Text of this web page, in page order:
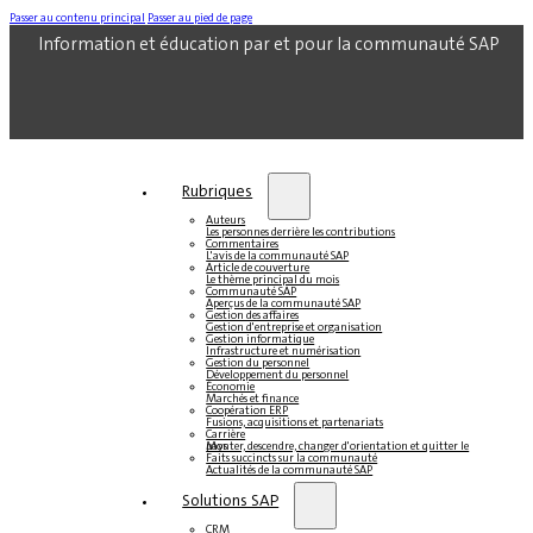
Passer au contenu principal Passer au pied de page
Information et éducation par et pour la communauté SAP
Rubriques
Auteurs
Les personnes derrière les contributions
Commentaires
L'avis de la communauté SAP
Article de couverture
Le thème principal du mois
Communauté SAP
Aperçus de la communauté SAP
Gestion des affaires
Gestion d'entreprise et organisation
Gestion informatique
Infrastructure et numérisation
Gestion du personnel
Développement du personnel
Économie
Marchés et finance
Coopération ERP
Fusions, acquisitions et partenariats
Carrière
Monter, descendre, changer d'orientation et quitter le pays
Faits succincts sur la communauté
Actualités de la communauté SAP
Solutions SAP
CRM